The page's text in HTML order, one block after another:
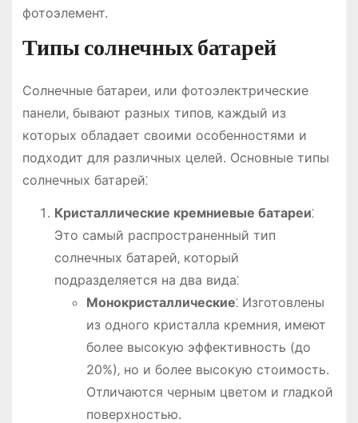
фотоэлемент.
Типы солнечных батарей
Солнечные батареи‚ или фотоэлектрические
панели‚ бывают разных типов‚ каждый из
которых обладает своими особенностями и
подходит для различных целей. Основные типы
солнечных батарей⁚
Кристаллические кремниевые батареи⁚
Это самый распространенный тип
солнечных батарей‚ который
подразделяется на два вида⁚
Монокристаллические⁚ Изготовлены
из одного кристалла кремния‚ имеют
более высокую эффективность (до
20%)‚ но и более высокую стоимость.
Отличаются черным цветом и гладкой
поверхностью.